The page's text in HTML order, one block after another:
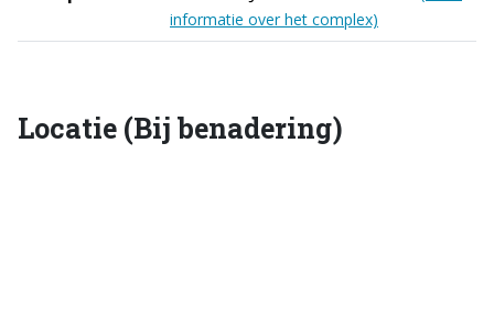
informatie over het complex)
Locatie (Bij benadering)